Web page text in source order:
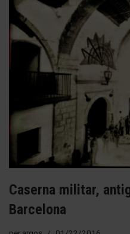
Caserna militar,
Barcelona